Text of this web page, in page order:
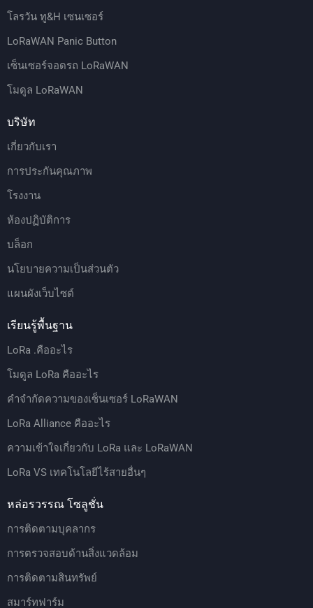
โลรวัน ทู&H เซนเซอร์
LoRaWAN Panic Button
เซ็นเซอร์จอดรถ LoRaWAN
โมดูล LoRaWAN
บริษัท
เกี่ยวกับเรา
การประกันคุณภาพ
โรงงาน
ห้องปฏิบัติการ
บล็อก
นโยบายความเป็นส่วนตัว
แผนผังเว็บไซต์
เรียนรู้พื้นฐาน
LoRa .คืออะไร
โมดูล LoRa คืออะไร
คำจำกัดความของเซ็นเซอร์ LoRaWAN
LoRa Alliance คืออะไร
ความเข้าใจเกี่ยวกับ LoRa และ LoRaWAN
LoRa VS เทคโนโลยีไร้สายอื่นๆ
หล่อรวรรณ โซลูชั่น
การติดตามบุคลากร
การตรวจสอบด้านสิ่งแวดล้อม
การติดตามสินทรัพย์
สมาร์ทฟาร์ม